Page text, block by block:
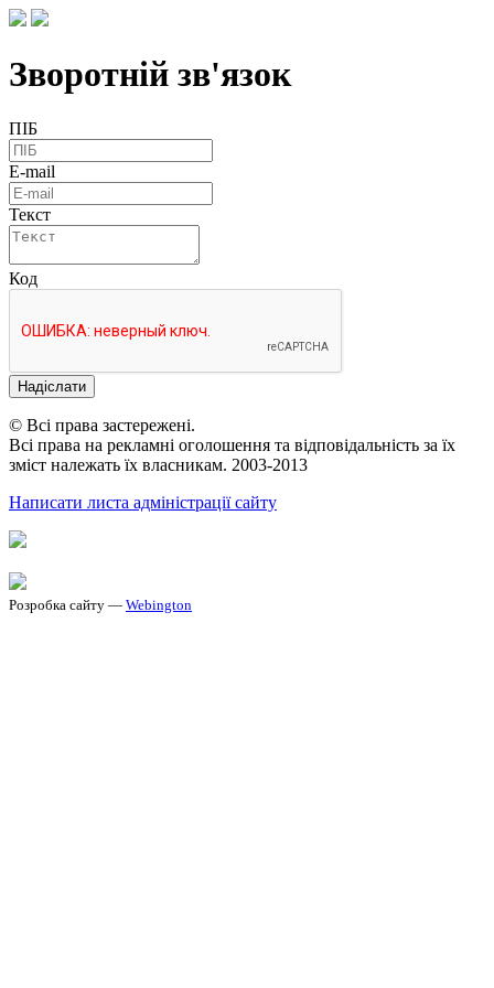
Зворотній зв'язок
ПІБ
E-mail
Текст
Код
Надіслати
© Всі права застережені.
Всі права на рекламні оголошення та відповідальність за їх
зміст належать їх власникам. 2003-2013
Написати листа адміністрації сайту
Розробка сайту — Webington